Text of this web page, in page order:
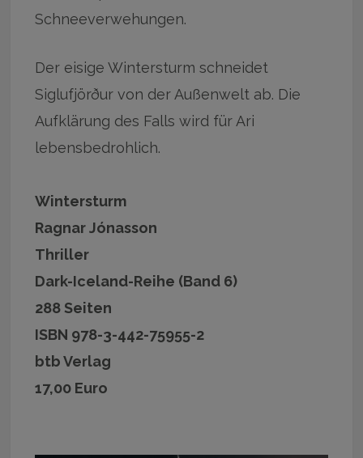
Schneeverwehungen.
Der eisige Wintersturm schneidet
Siglufjörður von der Außenwelt ab. Die
Aufklärung des Falls wird für Ari
lebensbedrohlich.
Wintersturm
Ragnar Jónasson
Thriller
Dark-Iceland-Reihe (Band 6)
288 Seiten
ISBN 978-3-442-75955-2
btb Verlag
17,00 Euro